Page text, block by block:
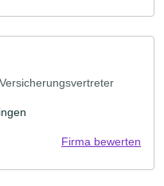
Firma bewerten